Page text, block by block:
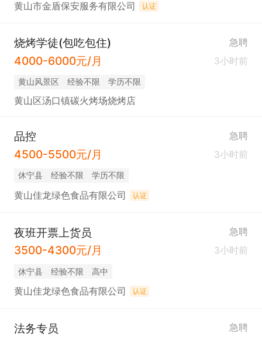
黄山市金盾保安服务有限公司 认证
烧烤学徒(包吃包住) 急聘
4000-6000元/月 3小时前
黄山风景区 经验不限 学历不限
黄山区汤口镇碳火烤场烧烤店
品控 急聘
4500-5500元/月 3小时前
休宁县 经验不限 学历不限
黄山佳龙绿色食品有限公司 认证
夜班开票上货员 急聘
3500-4300元/月 3小时前
休宁县 经验不限 高中
黄山佳龙绿色食品有限公司 认证
法务专员 急聘